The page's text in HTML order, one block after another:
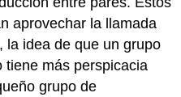
aprovechar la llamada
la idea de que un grupo
tiene más perspicacia
grupo de